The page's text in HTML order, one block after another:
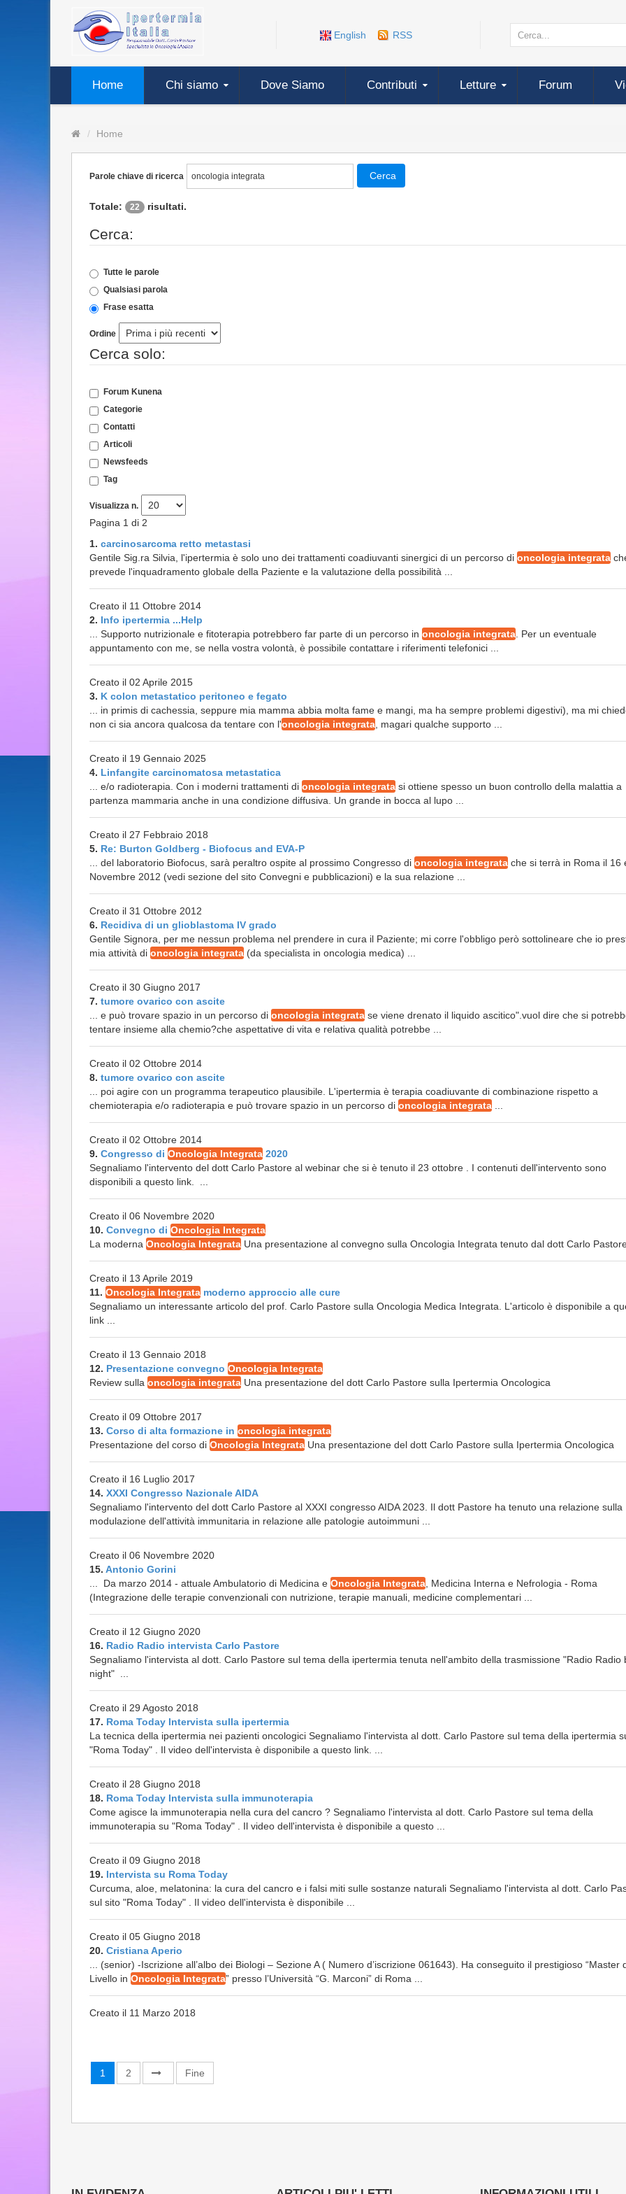
English RSS
Home Chi siamo Dove Siamo Contributi Letture Forum
Home
Parole chiave di ricerca Cerca
Totale: 22 risultati.
Cerca:
Tutte le parole
Qualsiasi parola
Frase esatta
Ordine
Cerca solo:
Forum Kunena
Categorie
Contatti
Articoli
Newsfeeds
Tag
Visualizza n.
Pagina 1 di 2
1. carcinosarcoma retto metastasi
Gentile Sig.ra Silvia, l'ipertermia è solo uno dei trattamenti coadiuvanti sinergici di un percorso di oncologia integrata
prevede l'inquadramento globale della Paziente e la valutazione della possibilità ...
Creato il 11 Ottobre 2014
2. Info ipertermia ...Help
... Supporto nutrizionale e fitoterapia potrebbero far parte di un percorso in oncologia integrata . Per un eventuale
appuntamento con me, se nella vostra volontà, è possibile contattare i riferimenti telefonici ...
Creato il 02 Aprile 2015
3. K colon metastatico peritoneo e fegato
... in primis di cachessia, seppure mia mamma abbia molta fame e mangi, ma ha sempre problemi digestivi), ma mi
non ci sia ancora qualcosa da tentare con l'oncologia integrata , magari qualche supporto ...
Creato il 19 Gennaio 2025
4. Linfangite carcinomatosa metastatica
... e/o radioterapia. Con i moderni trattamenti di oncologia integrata si ottiene spesso un buon controllo della malattia a
partenza mammaria anche in una condizione diffusiva. Un grande in bocca al lupo ...
Creato il 27 Febbraio 2018
5. Re: Burton Goldberg - Biofocus and EVA-P
... del laboratorio Biofocus, sarà peraltro ospite al prossimo Congresso di oncologia integrata che si terrà in Roma il 16
Novembre 2012 (vedi sezione del sito Convegni e pubblicazioni) e la sua relazione ...
Creato il 31 Ottobre 2012
6. Recidiva di un glioblastoma IV grado
Gentile Signora, per me nessun problema nel prendere in cura il Paziente; mi corre l'obbligo però sottolineare che io
mia attività di oncologia integrata (da specialista in oncologia medica) ...
Creato il 30 Giugno 2017
7. tumore ovarico con ascite
... e può trovare spazio in un percorso di oncologia integrata se viene drenato il liquido ascitico".vuol dire che si
tentare insieme alla chemio?che aspettative di vita e relativa qualità potrebbe ...
Creato il 02 Ottobre 2014
8. tumore ovarico con ascite
... poi agire con un programma terapeutico plausibile. L'ipertermia è terapia coadiuvante di combinazione rispetto a
chemioterapia e/o radioterapia e può trovare spazio in un percorso di oncologia integrata
Creato il 02 Ottobre 2014
9. Congresso di Oncologia Integrata 2020
Segnaliamo l'intervento del dott Carlo Pastore al webinar che si è tenuto il 23 ottobre . I contenuti dell'intervento sono
disponibili a questo link. ...
Creato il 06 Novembre 2020
10. Convegno di Oncologia Integrata
La moderna Oncologia Integrata Una presentazione al convegno sulla Oncologia Integrata tenuto dal dott Carlo
Creato il 13 Aprile 2019
11. Oncologia Integrata moderno approccio alle cure
Segnaliamo un interessante articolo del prof. Carlo Pastore sulla Oncologia Medica Integrata. L'articolo è disponibile a
link ...
Creato il 13 Gennaio 2018
12. Presentazione convegno Oncologia Integrata
Review sulla oncologia integrata Una presentazione del dott Carlo Pastore sulla Ipertermia Oncologica
Creato il 09 Ottobre 2017
13. Corso di alta formazione in oncologia integrata
Presentazione del corso di Oncologia Integrata Una presentazione del dott Carlo Pastore sulla Ipertermia Oncologica
Creato il 16 Luglio 2017
14. XXXI Congresso Nazionale AIDA
Segnaliamo l'intervento del dott Carlo Pastore al XXXI congresso AIDA 2023. Il dott Pastore ha tenuto una relazione sulla
modulazione dell'attività immunitaria in relazione alle patologie autoimmuni ...
Creato il 06 Novembre 2020
15. Antonio Gorini
... Da marzo 2014 - attuale Ambulatorio di Medicina e Oncologia Integrata , Medicina Interna e Nefrologia - Roma
(Integrazione delle terapie convenzionali con nutrizione, terapie manuali, medicine complementari ...
Creato il 12 Giugno 2020
16. Radio Radio intervista Carlo Pastore
Segnaliamo l'intervista al dott. Carlo Pastore sul tema della ipertermia tenuta nell'ambito della trasmissione "Radio Radio
night" ...
Creato il 29 Agosto 2018
17. Roma Today Intervista sulla ipertermia
La tecnica della ipertermia nei pazienti oncologici Segnaliamo l'intervista al dott. Carlo Pastore sul tema della ipertermia
"Roma Today" . Il video dell'intervista è disponibile a questo link. ...
Creato il 28 Giugno 2018
18. Roma Today Intervista sulla immunoterapia
Come agisce la immunoterapia nella cura del cancro ? Segnaliamo l'intervista al dott. Carlo Pastore sul tema della
immunoterapia su "Roma Today" . Il video dell'intervista è disponibile a questo ...
Creato il 09 Giugno 2018
19. Intervista su Roma Today
Curcuma, aloe, melatonina: la cura del cancro e i falsi miti sulle sostanze naturali Segnaliamo l'intervista al dott. Carlo
sul sito "Roma Today" . Il video dell'intervista è disponibile ...
Creato il 05 Giugno 2018
20. Cristiana Aperio
... (senior) -Iscrizione all’albo dei Biologi – Sezione A ( Numero d’iscrizione 061643). Ha conseguito il prestigioso “Master
Livello in Oncologia Integrata” presso l’Università “G. Marconi” di Roma ...
Creato il 11 Marzo 2018
1 2 Fine